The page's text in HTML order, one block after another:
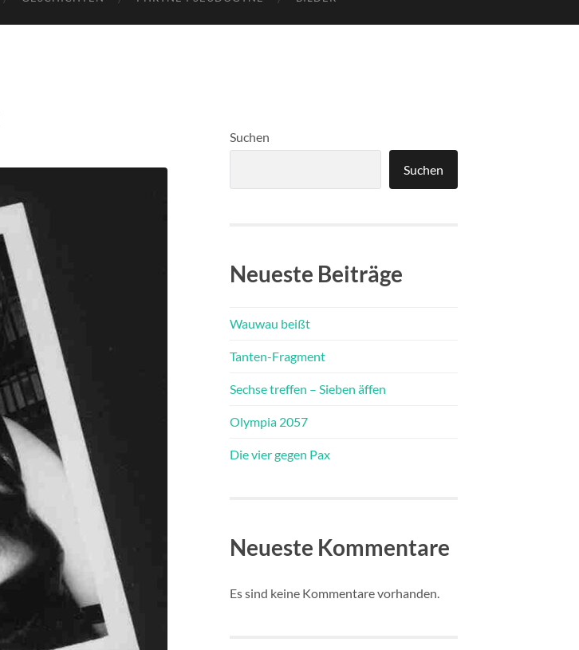
Suchen
Suchen
Neueste Beiträge
Wauwau beißt
Tanten-Fragment
Sechse treffen – Sieben äffen
Olympia 2057
Die vier gegen Pax
Neueste Kommentare
Es sind keine Kommentare vorhanden.